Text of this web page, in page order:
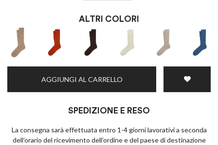
ALTRI COLORI
AGGIUNGI AL CARRELLO
SPEDIZIONE E RESO
La consegna sarà effettuata entro 1-4 giorni lavorativi a seconda
dell’orario del ricevimento dell’ordine e del paese di destinazione